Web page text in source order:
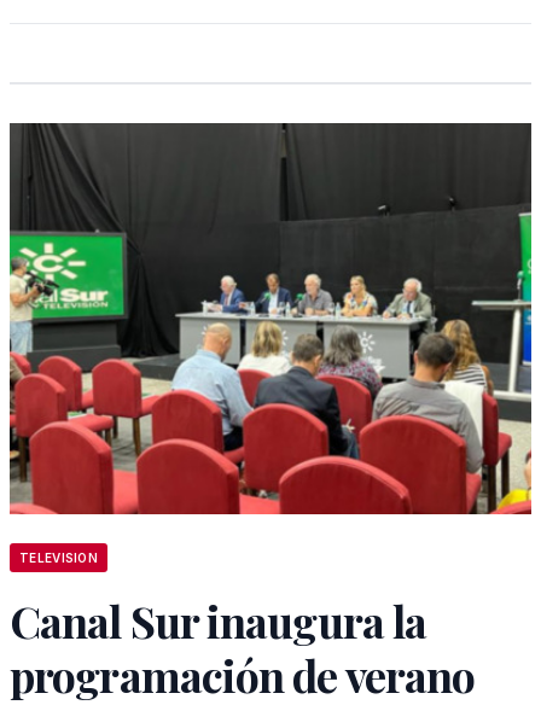
TELEVISION
Canal Sur inaugura la
programación de verano